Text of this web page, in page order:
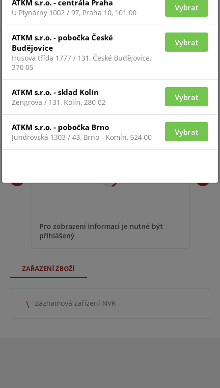
detekce narušení, detekce zvuku nebo počítání osob.
Instalaci usnadňuje kompatibilita s kamerami třetích
stran certifikovanými pro ONVIF (Profile S, Profile G,
Profile C, Profile Q, Profile A, Profile T).
SOUVISEJÍCÍ ZBOŽÍ
Pro zobrazení informací je nutné být
přihlášený
ZAŘAZENÍ ZBOŽÍ
Záznamová zařízení NVR
ATKM s.r.o. - centrála Praha
U Plynárny 1002 / 97, Praha 10, 101 00
Vybrat
ATKM s.r.o. - pobočka České
Budějovice
Husova třída 1777 / 131, České Budějovice,
370 05
Vybrat
ATKM s.r.o. - sklad Kolín
Zengrova / 131, Kolín, 280 02
Vybrat
ATKM s.r.o. - pobočka Brno
Jundrovská 1303 / 43, Brno - Komín, 624 00
Vybrat